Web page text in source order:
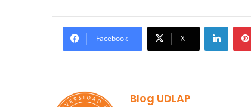
Facebook X
Blog UDLAP